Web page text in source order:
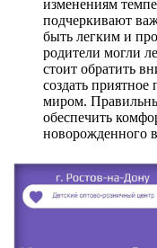
изменениям
подчеркивают
быть легким и
родители могли
стоит обратить
создать приятное
миром.
обеспечить
новорожденного